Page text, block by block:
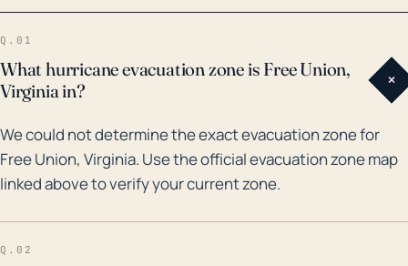
Q.01
What hurricane evacuation zone is Free Union,
Virginia in?
+
We could not determine the exact evacuation zone for
Free Union, Virginia. Use the official evacuation zone map
linked above to verify your current zone.
Q.02